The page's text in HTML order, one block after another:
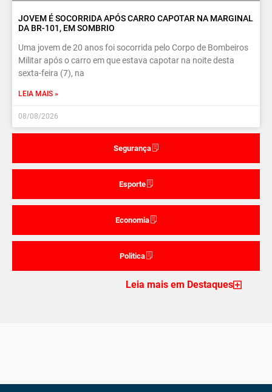
Segurança
Esporte
Economia
Politica
JOVEM É SOCORRIDA APÓS CARRO CAPOTAR NA MARGINAL
DA BR-101, EM SOMBRIO
Uma jovem de 20 anos foi socorrida pelo Corpo de Bombeiros
Militar após o carro em que estava capotar na noite desta
sexta-feira (7), na
LEIA MAIS »
08/08/2026
Leia mais em Destaques